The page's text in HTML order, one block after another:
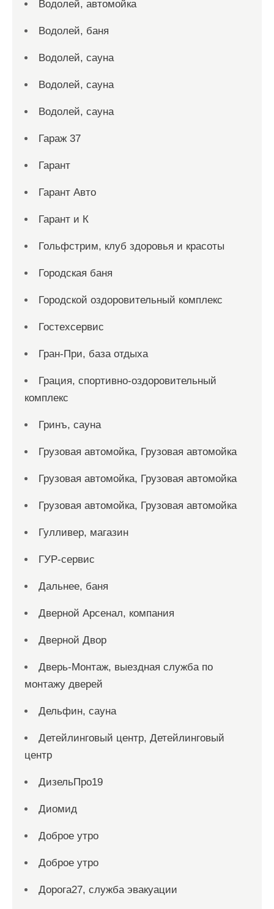
Водолей, автомойка
Водолей, баня
Водолей, сауна
Водолей, сауна
Водолей, сауна
Гараж 37
Гарант
Гарант Авто
Гарант и К
Гольфстрим, клуб здоровья и красоты
Городская баня
Городской оздоровительный комплекс
Гостехсервис
Гран-При, база отдыха
Грация, спортивно-оздоровительный
комплекс
Гринъ, сауна
Грузовая автомойка, Грузовая автомойка
Грузовая автомойка, Грузовая автомойка
Грузовая автомойка, Грузовая автомойка
Гулливер, магазин
ГУР-сервис
Дальнее, баня
Дверной Арсенал, компания
Дверной Двор
Дверь-Монтаж, выездная служба по
монтажу дверей
Дельфин, сауна
Детейлинговый центр, Детейлинговый
центр
ДизельПро19
Диомид
Доброе утро
Доброе утро
Дорога27, служба эвакуации